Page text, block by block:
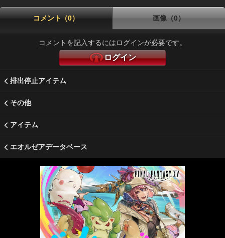
コメント（0） 画像（0）
コメントを記入するにはログインが必要です。
ログイン
排出停止アイテム
その他
アイテム
エオルゼアデータベース